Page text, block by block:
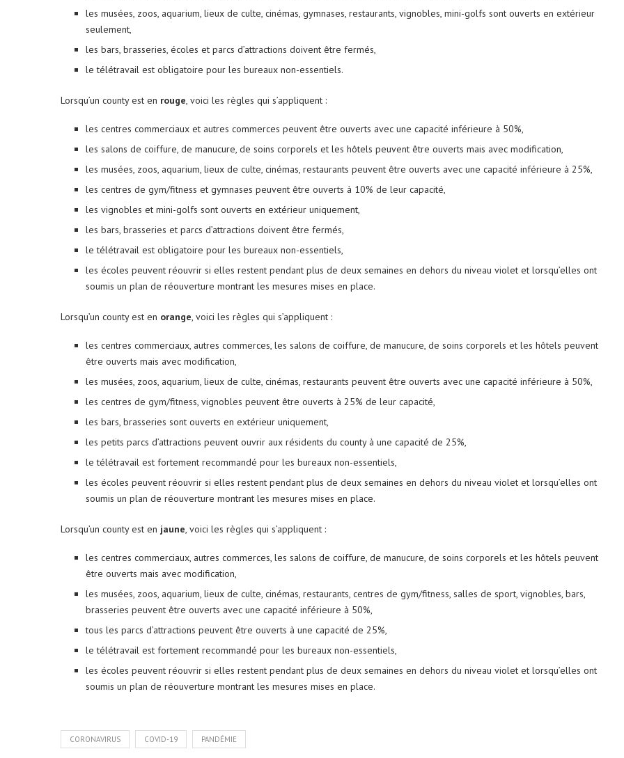
les musées, zoos, aquarium, lieux de culte, cinémas, gymnases, restaurants, vignobles, mini-golfs sont ouverts en extérieur
seulement,
les bars, brasseries, écoles et parcs d’attractions doivent être fermés,
le télétravail est obligatoire pour les bureaux non-essentiels.
Lorsqu’un county est en rouge, voici les règles qui s’appliquent :
les centres commerciaux et autres commerces peuvent être ouverts avec une capacité inférieure à 50%,
les salons de coiffure, de manucure, de soins corporels et les hôtels peuvent être ouverts mais avec modification,
les musées, zoos, aquarium, lieux de culte, cinémas, restaurants peuvent être ouverts avec une capacité inférieure à 25%,
les centres de gym/fitness et gymnases peuvent être ouverts à 10% de leur capacité,
les vignobles et mini-golfs sont ouverts en extérieur uniquement,
les bars, brasseries et parcs d’attractions doivent être fermés,
le télétravail est obligatoire pour les bureaux non-essentiels,
les écoles peuvent réouvrir si elles restent pendant plus de deux semaines en dehors du niveau violet et lorsqu’elles ont
soumis un plan de réouverture montrant les mesures mises en place.
Lorsqu’un county est en orange, voici les règles qui s’appliquent :
les centres commerciaux, autres commerces, les salons de coiffure, de manucure, de soins corporels et les hôtels peuvent
être ouverts mais avec modification,
les musées, zoos, aquarium, lieux de culte, cinémas, restaurants peuvent être ouverts avec une capacité inférieure à 50%,
les centres de gym/fitness, vignobles peuvent être ouverts à 25% de leur capacité,
les bars, brasseries sont ouverts en extérieur uniquement,
les petits parcs d’attractions peuvent ouvrir aux résidents du county à une capacité de 25%,
le télétravail est fortement recommandé pour les bureaux non-essentiels,
les écoles peuvent réouvrir si elles restent pendant plus de deux semaines en dehors du niveau violet et lorsqu’elles ont
soumis un plan de réouverture montrant les mesures mises en place.
Lorsqu’un county est en jaune, voici les règles qui s’appliquent :
les centres commerciaux, autres commerces, les salons de coiffure, de manucure, de soins corporels et les hôtels peuvent
être ouverts mais avec modification,
les musées, zoos, aquarium, lieux de culte, cinémas, restaurants, centres de gym/fitness, salles de sport, vignobles, bars,
brasseries peuvent être ouverts avec une capacité inférieure à 50%,
tous les parcs d’attractions peuvent être ouverts à une capacité de 25%,
le télétravail est fortement recommandé pour les bureaux non-essentiels,
les écoles peuvent réouvrir si elles restent pendant plus de deux semaines en dehors du niveau violet et lorsqu’elles ont
soumis un plan de réouverture montrant les mesures mises en place.
CORONAVIRUS COVID-19 PANDÉMIE